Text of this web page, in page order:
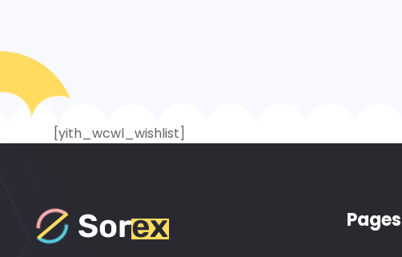
[yith_wcwl_wishlist]
Pages